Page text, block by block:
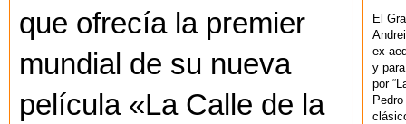
que ofrecía la premier
mundial de su nueva
película «La Calle de la
El
ex-
y
por